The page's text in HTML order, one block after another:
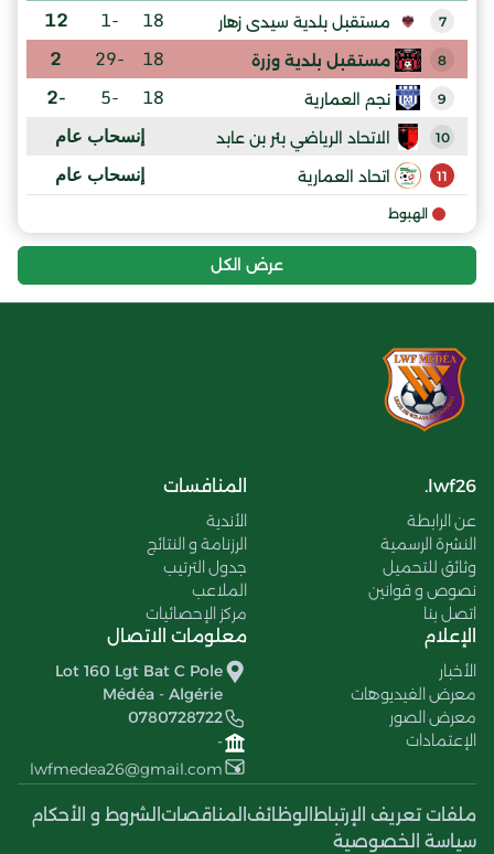
7 مستقبل بلدية سيدى زهار 18
-1
12
8 مستقبل بلدية وزرة 18
-29
2
9 نجم العمارية 18
-5
-2
10 الاتحاد الرياضي بئر بن عابد إنسحاب عام
11 اتحاد العمارية إنسحاب عام
الهبوط
عرض الكل
lwf26.
عن الرابطة
النشرة الرسمية
وثائق للتحميل
نصوص و قوانين
اتصل بنا
المنافسات
الأندية
الرزنامة و النتائج
جدول الترتيب
الملاعب
مركز الإحصائيات
الإعلام
الأخبار
معرض الفيديوهات
معرض الصور
الإعتمادات
معلومات الاتصال
Lot 160 Lgt Bat C Pole
Médéa - Algérie
0780728722
-
lwfmedea26@gmail.com
ملفات تعريف الإرتباط الوظائف المناقصات الشروط و الأحكام
سياسة الخصوصية